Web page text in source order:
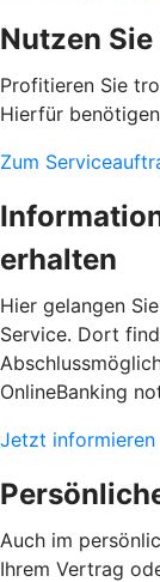
Nutzen
Profitieren Sie
Hierfür
Zum
erhalten
Hier gelangen
Service. Dort
OnlineBanking
Jetzt informieren
Auch im
Ihrem Vertrag